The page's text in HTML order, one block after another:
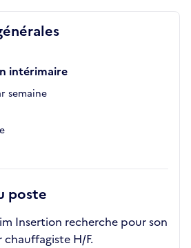
intérimaire
semaine
poste
Insertion recherche pour son
H/F.